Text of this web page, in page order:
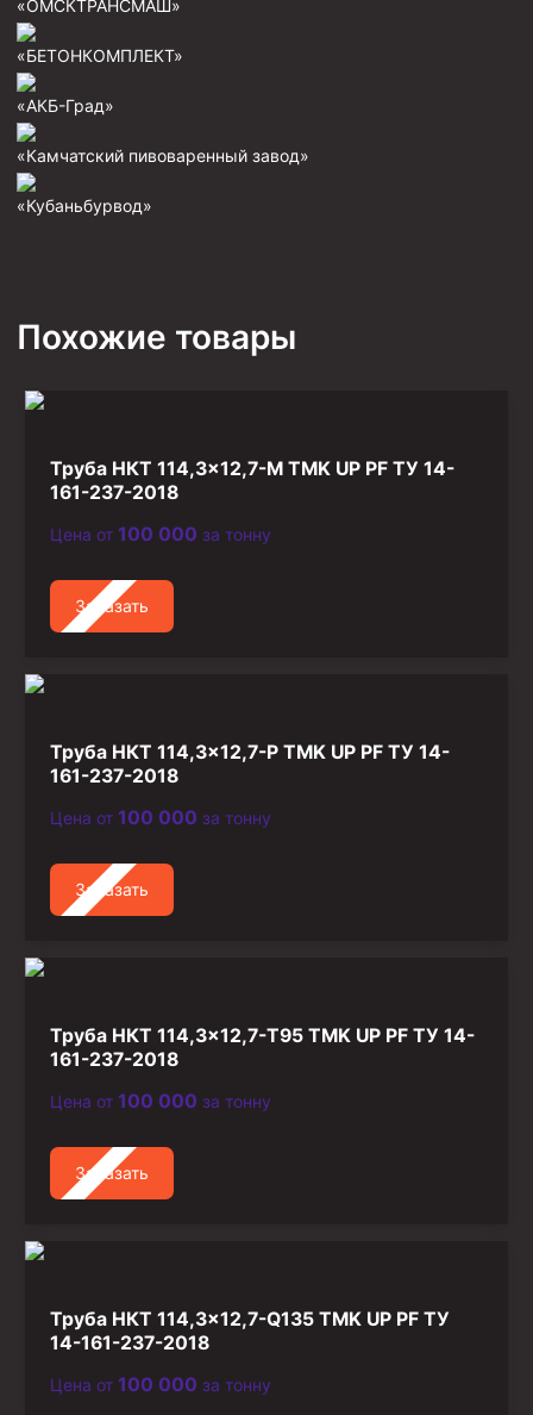
Фрезеры кольцевые
Фрезеры-долота торцевые
Колокола ловильные
Быстроразъёмные соединения (БРС)
Стропы
Стропы канатные
Стропы текстильные
Стропы цепные
Канаты стальные
«ОМСКТРАНСМАШ»
«БЕТОНКОМПЛЕКТ»
«АКБ-Град»
«Камчатский пивоваренный завод»
«Кубаньбурвод»
Похожие товары
Труба НКТ 114,3×12,7-М TMK UP PF ТУ 14-
161-237-2018
Цена от 100 000 за тонну
Заказать
Труба НКТ 114,3×12,7-Р TMK UP PF ТУ 14-
161-237-2018
Цена от 100 000 за тонну
Заказать
Труба НКТ 114,3×12,7-Т95 TMK UP PF ТУ 14-
161-237-2018
Цена от 100 000 за тонну
Заказать
Труба НКТ 114,3×12,7-Q135 TMK UP PF ТУ
14-161-237-2018
Цена от 100 000 за тонну